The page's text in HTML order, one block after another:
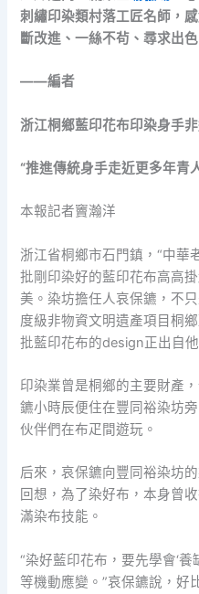
刺繡印染類村落工匠名師，
斷改進、一絲不茍、尋求出
——編者
浙江桐鄉藍印花布印染身手
“推進傳統身手走近更多年青
本報記者竇瀚洋
浙江省桐鄉市石門鎮，“中華
批剛印染好的藍印花布高高
美。染坊擔任人哀保鑣，不
度級非物資文明遺產項目桐
批藍印花布的design正出自他
印染業曾是桐鄉的主要財產
鑣小時辰便住在豐同裕染坊
伙伴們在布疋間遊玩。
后來，哀保鑣向豐同裕染坊
回想，為了染好布，本身曾
滿染布技能。
“染好藍印花布，要先學會‘
等機動應變。”哀保鑣說，好